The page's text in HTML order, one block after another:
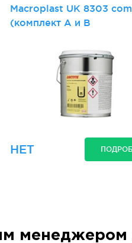
Macroplast UK 8303
(комплект А и В
НЕТ
менеджером